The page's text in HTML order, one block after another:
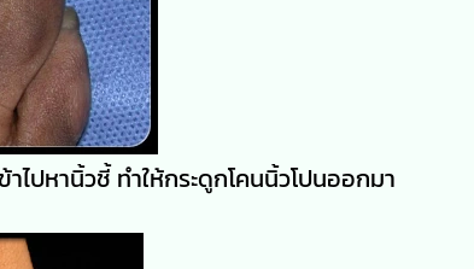
าไปหานิ้วชี้ ทำให้กระดูกโคนนิ้วโปนออกมา